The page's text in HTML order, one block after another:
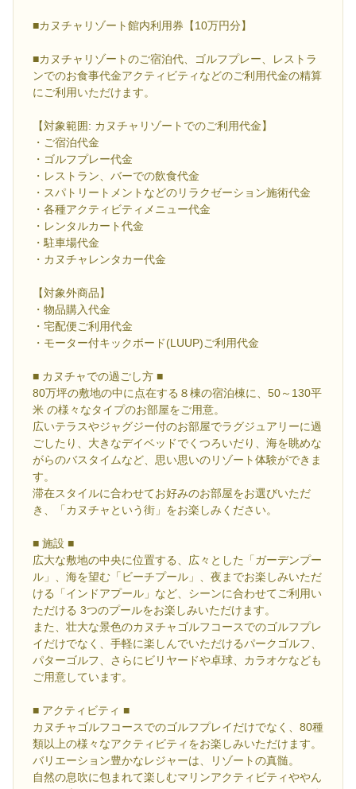
■カヌチャリゾート館内利用券【10万円分】
■カヌチャリゾートのご宿泊代、ゴルフプレー、レストラ
ンでのお食事代金アクティビティなどのご利用代金の精算
にご利用いただけます。
【対象範囲: カヌチャリゾートでのご利用代金】
・ご宿泊代金
・ゴルフプレー代金
・レストラン、バーでの飲食代金
・スパトリートメントなどのリラクゼーション施術代金
・各種アクティビティメニュー代金
・レンタルカート代金
・駐車場代金
・カヌチャレンタカー代金
【対象外商品】
・物品購入代金
・宅配便ご利用代金
・モーター付キックボード(LUUP)ご利用代金
■ カヌチャでの過ごし方 ■
80万坪の敷地の中に点在する８棟の宿泊棟に、50～130平
米 の様々なタイプのお部屋をご用意。
広いテラスやジャグジー付のお部屋でラグジュアリーに過
ごしたり、大きなデイベッドでくつろいだり、海を眺めな
がらのバスタイムなど、思い思いのリゾート体験ができま
す。
滞在スタイルに合わせてお好みのお部屋をお選びいただ
き、「カヌチャという街」をお楽しみください。
■ 施設 ■
広大な敷地の中央に位置する、広々とした「ガーデンプー
ル」、海を望む「ビーチプール」、夜までお楽しみいただ
ける「インドアプール」など、シーンに合わせてご利用い
ただける 3つのプールをお楽しみいただけます。
また、壮大な景色のカヌチャゴルフコースでのゴルフプレ
イだけでなく、手軽に楽しんでいただけるパークゴルフ、
パターゴルフ、さらにビリヤードや卓球、カラオケなども
ご用意しています。
■ アクティビティ ■
カヌチャゴルフコースでのゴルフプレイだけでなく、80種
類以上の様々なアクティビティをお楽しみいただけます。
バリエーション豊かなレジャーは、リゾートの真髄。
自然の息吹に包まれて楽しむマリンアクティビティややん